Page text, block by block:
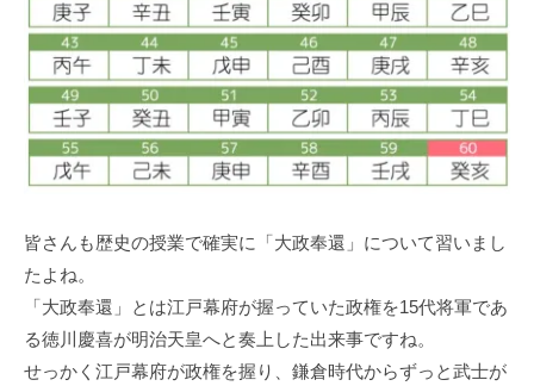
皆さんも歴史の授業で確実に「大政奉還」について習いまし
たよね。
「大政奉還」とは江戸幕府が握っていた政権を15代将軍であ
る徳川慶喜が明治天皇へと奏上した出来事ですね。
せっかく江戸幕府が政権を握り、鎌倉時代からずっと武士が